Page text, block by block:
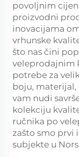
povoljnim
proizvodni
inovacijama
vrhunske
što nas čini
veleprodajnim
potrebe za
boju,
vam nudi
kolekciju
ručnika po
zašto smo prvi
subjekte u